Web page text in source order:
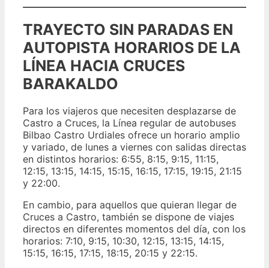
TRAYECTO SIN PARADAS EN
AUTOPISTA HORARIOS DE LA
LÍNEA HACIA CRUCES
BARAKALDO
Para los viajeros que necesiten desplazarse de
Castro a Cruces, la Línea regular de autobuses
Bilbao Castro Urdiales ofrece un horario amplio
y variado, de lunes a viernes con salidas directas
en distintos horarios: 6:55, 8:15, 9:15, 11:15,
12:15, 13:15, 14:15, 15:15, 16:15, 17:15, 19:15, 21:15
y 22:00.
En cambio, para aquellos que quieran llegar de
Cruces a Castro, también se dispone de viajes
directos en diferentes momentos del día, con los
horarios: 7:10, 9:15, 10:30, 12:15, 13:15, 14:15,
15:15, 16:15, 17:15, 18:15, 20:15 y 22:15.